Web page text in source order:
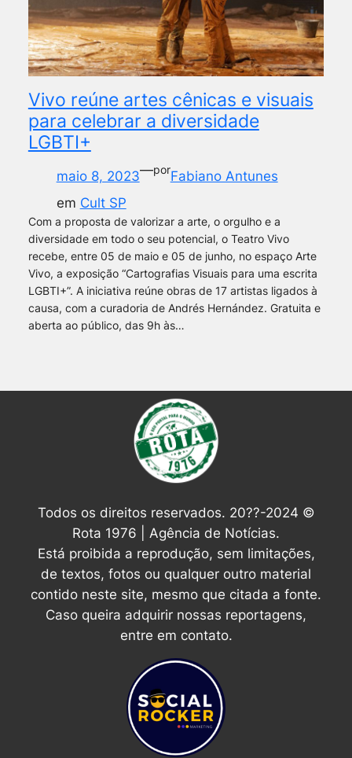
Vivo reúne artes cênicas e visuais
para celebrar a diversidade
LGBTI+
maio 8, 2023—porFabiano Antunes
em Cult SP
Com a proposta de valorizar a arte, o orgulho e a
diversidade em todo o seu potencial, o Teatro Vivo
recebe, entre 05 de maio e 05 de junho, no espaço Arte
Vivo, a exposição “Cartografias Visuais para uma escrita
LGBTI+”. A iniciativa reúne obras de 17 artistas ligados à
causa, com a curadoria de Andrés Hernández. Gratuita e
aberta ao público, das 9h às…
Todos os direitos reservados. 20??-2024 ©
Rota 1976 | Agência de Notícias.
Está proibida a reprodução, sem limitações,
de textos, fotos ou qualquer outro material
contido neste site, mesmo que citada a fonte.
Caso queira adquirir nossas reportagens,
entre em contato.